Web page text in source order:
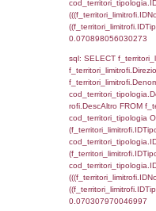
FROM
sql:
f_confini
ON
INNER